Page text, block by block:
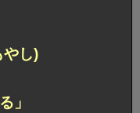
し)
」